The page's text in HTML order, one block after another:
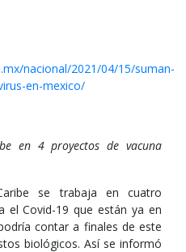
nacional/2021/04/15/suman-
en-mexico/
en 4 proyectos de vacuna
se trabaja en cuatro
el Covid-19 que están ya en
contar a finales de este
biológicos. Así se informó